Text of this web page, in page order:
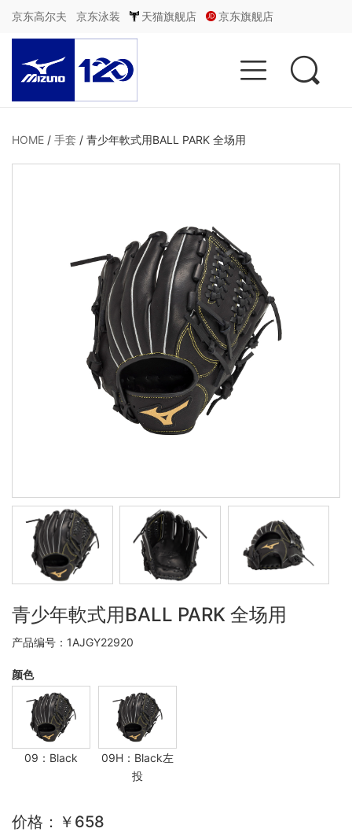
京东高尔夫 京东泳装 天猫旗舰店 京东旗舰店
 
HOME / 手套 / 青少年軟式用BALL PARK 全场用
青少年軟式用BALL PARK 全场用
产品编号：1AJGY22920
颜色
09：Black
09H：Black左
投
价格：￥658